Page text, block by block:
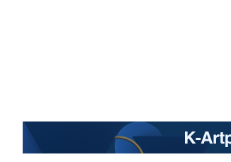
이강인 ATM 입단식에 '상암벌
-19179초 전 >
[속보]與 당대표 경선, 경북 권리
45.71%
-19081초 전 >[속보]與 당대표 경선, 대구 권리당